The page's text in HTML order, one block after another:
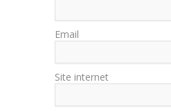
Email
Site internet